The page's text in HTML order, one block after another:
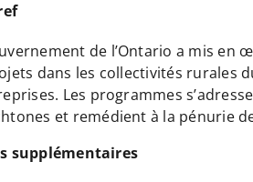
de l’Ontario a mis en
dans les collectivités rurales
Les programmes
et remédient à la pénurie
supplémentaires